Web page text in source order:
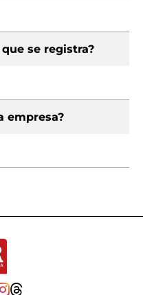
se registra?
empresa?